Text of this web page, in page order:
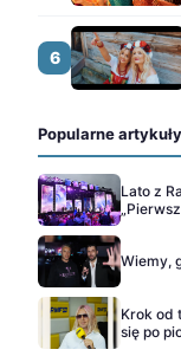
6
Popularne artykuły
Lato z
Wiemy,
Krok od
się po